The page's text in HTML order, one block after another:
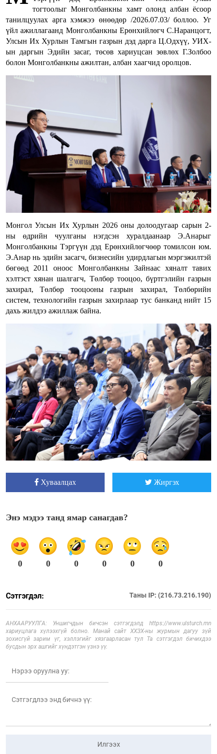
тогтоолыг Монголбанкны хамт олонд албан ёсоор
танилцуулах арга хэмжээ өнөөдөр /2026.07.03/ боллоо. Уг
үйл ажиллагаанд Монголбанкны Ерөнхийлөгч С.Наранцогт,
Улсын Их Хурлын Тамгын газрын дэд дарга Ц.Одхүү, УИХ-
ын даргын Эдийн засаг, төсөв хариуцсан зөвлөх Г.Золбоо
болон Монголбанкны ажилтан, албан хаагчид оролцов.
Монгол Улсын Их Хурлын 2026 оны долоодугаар сарын 2-
ны өдрийн чуулганы нэгдсэн хуралдаанаар Э.Анарыг
Монголбанкны Тэргүүн дэд Ерөнхийлөгчөөр томилсон юм.
Э.Анар нь эдийн засагч, бизнесийн удирдлагын мэргэжилтэй
бөгөөд 2011 оноос Монголбанкны Зайнаас хяналт тавих
хэлтэст хянан шалгагч, Төлбөр тооцоо, бүртгэлийн газрын
захирал, Төлбөр тооцооны газрын захирал, Төлбөрийн
систем, технологийн газрын захирлаар тус банканд нийт 15
дахь жилдээ ажиллаж байна.
Хуваалцах Жиргэх
Энэ мэдээ танд ямар санагдав?
0 0 0 0 0 0
Сэтгэгдэл: Таны IP: (216.73.216.190)
АНХААРУУЛГА: Уншигчдын бичсэн сэтгэгдэлд https://www.ulsturch.mn
хариуцлага хүлээхгүй болно. Манай сайт ХХЗХ-ны журмын дагуу зүй
зохисгүй зарим үг, хэллэгийг хязгаарласан тул Та сэтгэгдэл бичихдээ
бусдын эрх ашгийг хүндэтгэн үзнэ үү.
Илгээх